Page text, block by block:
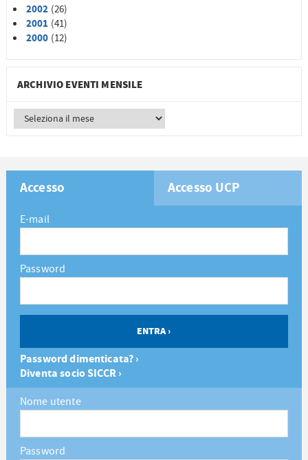
2002 (26)
2001 (41)
2000 (12)
ARCHIVIO EVENTI MENSILE
Accesso Accesso UCP
E-mail
Password
Password dimenticata? ›
Diventa socio SICCR ›
Nome utente
Password